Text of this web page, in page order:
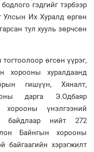
гэдгийг тэрбээр
Улсын Их Хуралд өргөн
тул хууль зөрчсөн
өгсөн үүрэг,
хорооны хуралдаанд
гишүүн, Хяналт,
дарга Э.Одбаяр
хорооны үнэлгээний
байдлаар нийт 272
Байнгын хорооны
байгаагийн хэрэгжилт